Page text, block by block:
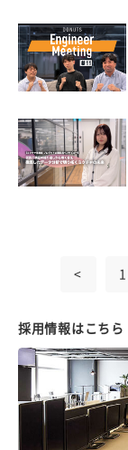
< 1
採用情報はこちら